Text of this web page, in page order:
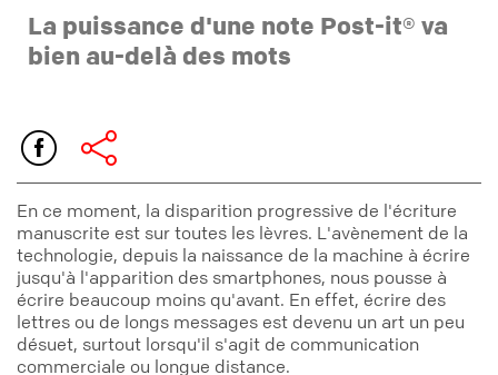
La puissance d'une note Post-it® va
bien au-delà des mots
En ce moment, la disparition progressive de l'écriture
manuscrite est sur toutes les lèvres. L'avènement de la
technologie, depuis la naissance de la machine à écrire
jusqu'à l'apparition des smartphones, nous pousse à
écrire beaucoup moins qu'avant. En effet, écrire des
lettres ou de longs messages est devenu un art un peu
désuet, surtout lorsqu'il s'agit de communication
commerciale ou longue distance.